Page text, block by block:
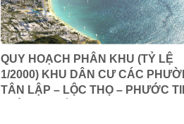
QUY HOẠCH PHÂN KHU (TỶ LỆ
1/2000) KHU DÂN CƯ CÁC
TÂN LẬP – LỘC THỌ – PHƯỚC